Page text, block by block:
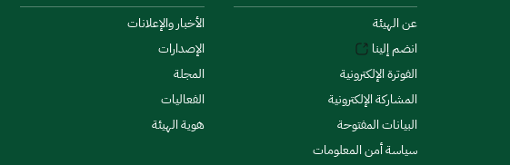
عن الهيئة
انضم إلينا
الفوترة الإلكترونية
المشاركة الإلكترونية
البيانات المفتوحة
سياسة أمن المعلومات
الأخبار والإعلانات
الإصدارات
المجلة
الفعاليات
هوية الهيئة